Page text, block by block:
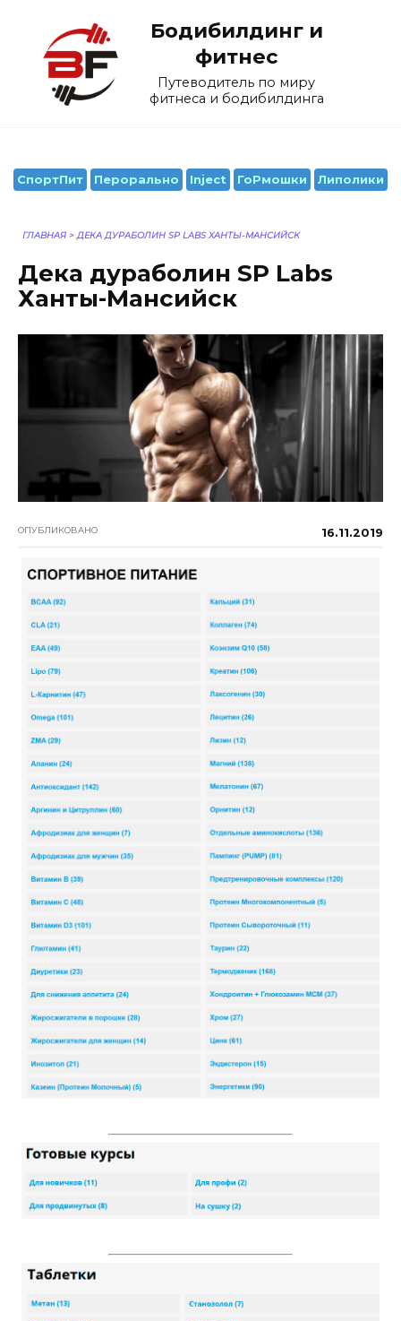
содержанию
Бодибилдинг и
фитнес
Путеводитель по миру
фитнеса и бодибилдинга
СпортПит Перорально Inject ГоРмошки Липолики
ГЛАВНАЯ > ДЕКА ДУРАБОЛИН SP LABS ХАНТЫ-МАНСИЙСК
Дека дураболин SP Labs
Ханты-Мансийск
ОПУБЛИКОВАНО 16.11.2019